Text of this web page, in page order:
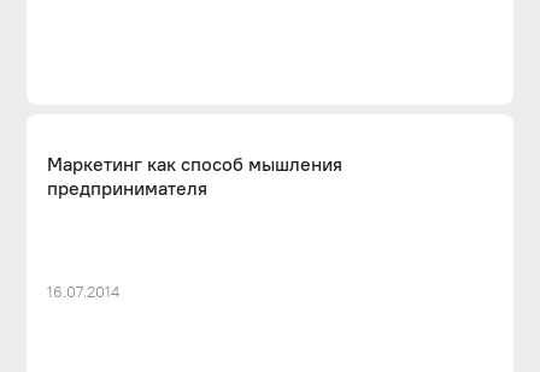
Маркетинг как способ мышления
предпринимателя
16.07.2014